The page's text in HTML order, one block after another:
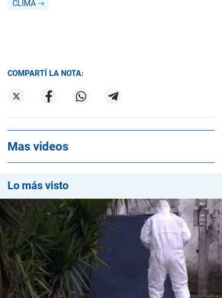
CLIMA
COMPARTÍ LA NOTA:
Mas videos
Lo más visto